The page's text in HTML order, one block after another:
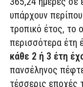
υπάρχουν
τροπικό έτος, το
περισσότερα έτη
κάθε 2 ή 3 έτη
πανσέληνος
τέσσερις εποχές